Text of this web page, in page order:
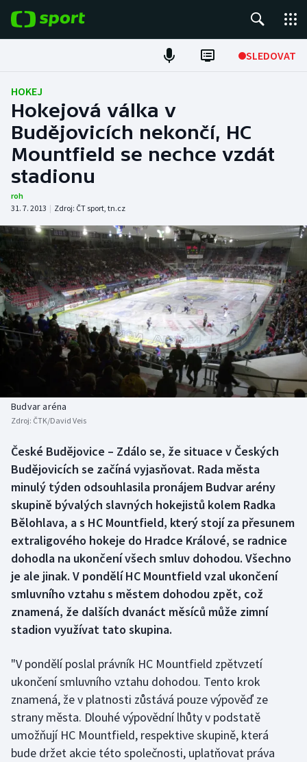
SLEDOVAT
Fotbal
Hokej
Tenis
Atletika
DALŠÍ SPORTY
Americký fotbal
Baseball a softbal
Basketbal
Boby a skeleton
Box
Curling
Dostihy
Florbal
Futsal
Golf
Házená
Jezdectví
NEPŘEHLÉDNĚTE
Soutěže
Historické návraty
Aplikace ČT sport
AZ kvíz
HOKEJ
Hokejová válka v
Budějovicích nekončí, HC
Mountfield se nechce vzdát
stadionu
roh
31. 7. 2013 | Zdroj: ČT sport, tn.cz
Budvar aréna
Zdroj: ČTK/David Veis
České Budějovice – Zdálo se, že situace v Českých
Budějovicích se začíná vyjasňovat. Rada města
minulý týden odsouhlasila pronájem Budvar arény
skupině bývalých slavných hokejistů kolem Radka
Bělohlava, a s HC Mountfield, který stojí za přesunem
extraligového hokeje do Hradce Králové, se radnice
dohodla na ukončení všech smluv dohodou. Všechno
je ale jinak. V pondělí HC Mountfield vzal ukončení
smluvního vztahu s městem dohodou zpět, což
znamená, že dalších dvanáct měsíců může zimní
stadion využívat tato skupina.
"V pondělí poslal právník HC Mountfield zpětvzetí
ukončení smluvního vztahu dohodou. Tento krok
znamená, že v platnosti zůstává pouze výpověď ze
strany města. Dlouhé výpovědní lhůty v podstatě
umožňují HC Mountfield, respektive skupině, která
bude držet akcie této společnosti, uplatňovat práva